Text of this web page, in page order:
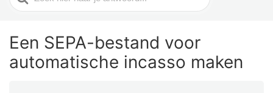
naar
Een SEPA-bestand voor
automatische incasso maken